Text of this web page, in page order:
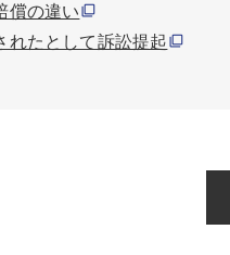
償の違い
れたとして訴訟提起